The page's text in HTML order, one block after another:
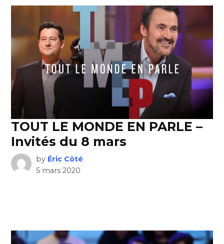
TOUT LE MONDE EN PARLE –
Invités du 8 mars
by Éric Côté
5 mars 2020